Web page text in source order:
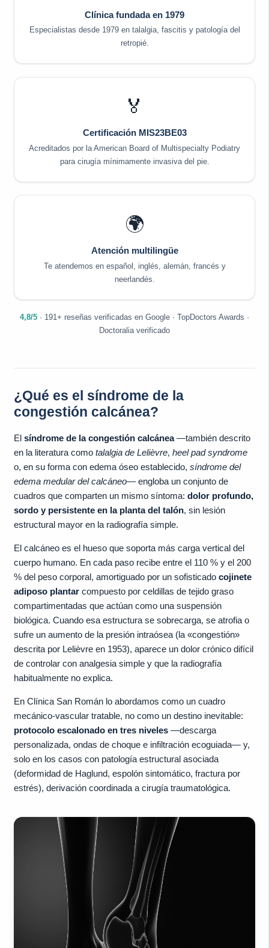
Clínica fundada en 1979
Especialistas desde 1979 en talalgia, fascitis y patología del
retropié.
🏅
Certificación MIS23BE03
Acreditados por la American Board of Multispecialty Podiatry
para cirugía mínimamente invasiva del pie.
🌍
Atención multilingüe
Te atendemos en español, inglés, alemán, francés y
neerlandés.
4,8/5 · 191+ reseñas verificadas en Google · TopDoctors Awards ·
Doctoralia verificado
¿Qué es el síndrome de la
congestión calcánea?
El síndrome de la congestión calcánea—también descrito
en la literatura como talalgia de Lelièvre, heel pad syndrome
o, en su forma con edema óseo establecido, síndrome del
edema medular del calcáneo— engloba un conjunto de
cuadros que comparten un mismo síntoma: dolor profundo,
sordo y persistente en la planta del talón, sin lesión
estructural mayor en la radiografía simple.
El calcáneo es el hueso que soporta más carga vertical del
cuerpo humano. En cada paso recibe entre el 110 % y el 200
% del peso corporal, amortiguado por un sofisticado cojinete
adiposo plantarcompuesto por celdillas de tejido graso
compartimentadas que actúan como una suspensión
biológica. Cuando esa estructura se sobrecarga, se atrofia o
sufre un aumento de la presión intraósea (la «congestión»
descrita por Lelièvre en 1953), aparece un dolor crónico difícil
de controlar con analgesia simple y que la radiografía
habitualmente no explica.
En Clínica San Román lo abordamos como un cuadro
mecánico-vascular tratable, no como un destino inevitable:
protocolo escalonado en tres niveles—descarga
personalizada, ondas de choque e infiltración ecoguiada— y,
solo en los casos con patología estructural asociada
(deformidad de Haglund, espolón sintomático, fractura por
estrés), derivación coordinada a cirugía traumatológica.